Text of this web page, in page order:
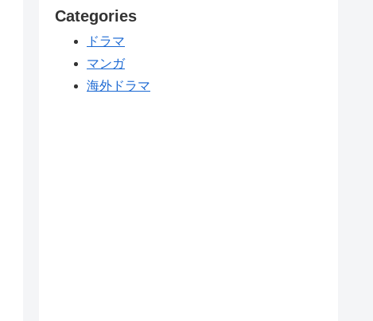
Categories
ドラマ
マンガ
海外ドラマ